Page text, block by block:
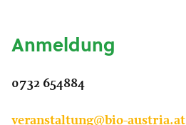
Anmeldung
0732 654884
veranstaltung@bio-austria.at